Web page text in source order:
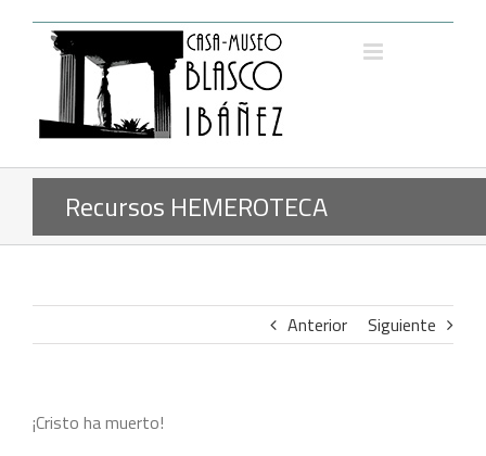
contenido
Recursos HEMEROTECA
Anterior Siguiente
¡Cristo ha muerto!